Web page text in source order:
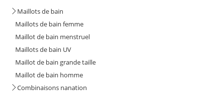
Maillots de bain
Maillots de bain femme
Maillot de bain menstruel
Maillots de bain UV
Maillot de bain grande taille
Maillot de bain homme
Combinaisons nanation